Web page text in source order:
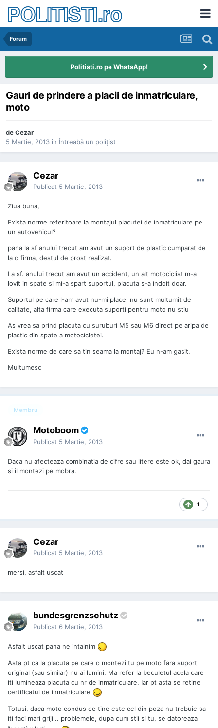
POLITISTI.ro
Forum
Politisti.ro pe WhatsApp!
Gauri de prindere a placii de inmatriculare,
moto
deCezar
5 Martie, 2013 în Întreabă un poliţist
Cezar
Publicat 5 Martie, 2013
Ziua buna,
Exista norme referitoare la montajul placutei de inmatriculare pe
un autovehicul?
pana la sf anului trecut am avut un suport de plastic cumparat de
la o firma, destul de prost realizat.
La sf. anului trecut am avut un accident, un alt motociclist m-a
lovit in spate si mi-a spart suportul, placuta s-a indoit doar.
Suportul pe care l-am avut nu-mi place, nu sunt multumit de
calitate, alta firma care executa suporti pentru moto nu stiu
As vrea sa prind placuta cu suruburi M5 sau M6 direct pe aripa de
plastic din spate a motocicletei.
Exista norme de care sa tin seama la montaj? Eu n-am gasit.
Multumesc
Membru
Motoboom
Publicat 5 Martie, 2013
Daca nu afecteaza combinatia de cifre sau litere este ok, dai gaura
si il montezi pe mobra.
1
Cezar
Publicat 5 Martie, 2013
mersi, asfalt uscat
bundesgrenzschutz
Publicat 6 Martie, 2013
Asfalt uscat pana ne intalnim
Asta pt ca la placuta pe care o montezi tu pe moto fara suport
original (sau similar) nu ai lumini. Ma refer la beculetul acela care
iti lumineaza placuta cu nr de inmatriculare. Iar pt asta se retine
certificatul de inmatriculare
Totusi, daca moto condus de tine este cel din poza nu trebuie sa
iti faci mari griji... problemele, dupa cum stii si tu, se datoreaza